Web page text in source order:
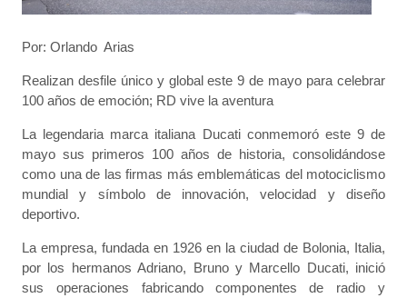
Por: Orlando Arias
Realizan desfile único y global este 9 de mayo para celebrar
100 años de emoción; RD vive la aventura
La legendaria marca italiana Ducati conmemoró este 9 de
mayo sus primeros 100 años de historia, consolidándose
como una de las firmas más emblemáticas del motociclismo
mundial y símbolo de innovación, velocidad y diseño
deportivo.
La empresa, fundada en 1926 en la ciudad de Bolonia, Italia,
por los hermanos Adriano, Bruno y Marcello Ducati, inició
sus operaciones fabricando componentes de radio y